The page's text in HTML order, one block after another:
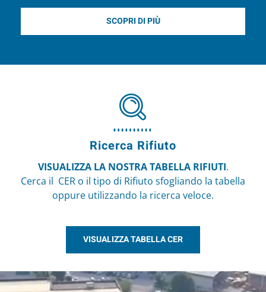
SCOPRI DI PIÙ
Ricerca Rifiuto
VISUALIZZA LA NOSTRA TABELLA RIFIUTI.
Cerca il CER o il tipo di Rifiuto sfogliando la tabella
oppure utilizzando la ricerca veloce.
VISUALIZZA TABELLA CER